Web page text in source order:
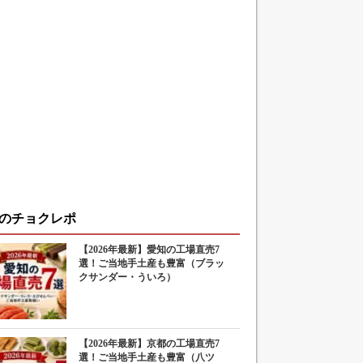
チョクレポ
【2026年最新】愛知の工場直売7
選！ご当地手土産も豊富（ブラッ
クサンダー・ういろ）
【2026年最新】京都の工場直売7
選！ご当地手土産も豊富（八ツ